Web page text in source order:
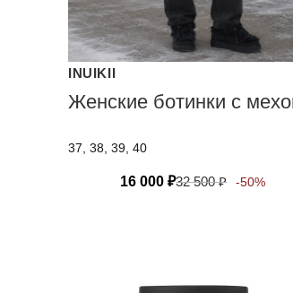
INUIKII
Женские ботинки с
37, 38, 39, 40
16 000₽32 500₽ -50%